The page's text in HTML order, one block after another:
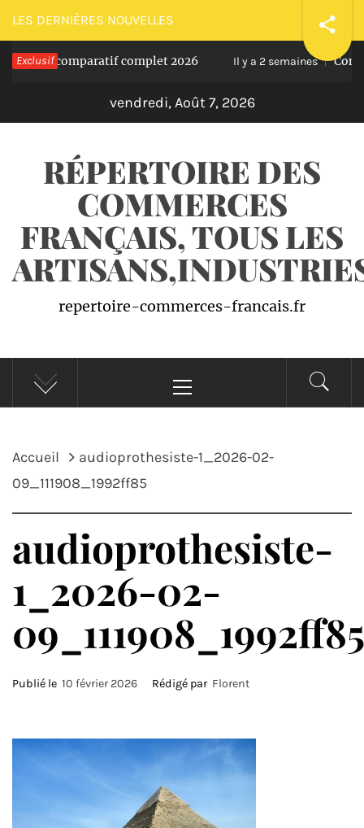
Passer
au
contenu
LES DERNIÈRES NOUVELLES
Exclusif
comparatif complet 2026 Il y a 2 semaines Comment
vendredi, Août 7, 2026
RÉPERTOIRE DES
COMMERCES
FRANÇAIS, TOUS LES
repertoire-commerces-francais.fr
principal
Accueil
audioprothesiste-1_2026-02-
09_111908_1992ff85
audioprothesiste-
1_2026-02-
09_111908_1992ff85
Publié le 10 février 2026 Rédigé par Florent